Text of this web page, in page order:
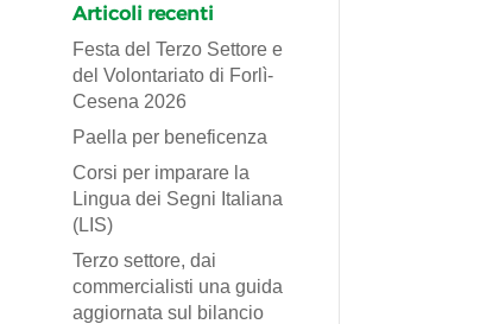
Articoli recenti
Festa del Terzo Settore e
del Volontariato di Forlì-
Cesena 2026
Paella per beneficenza
Corsi per imparare la
Lingua dei Segni Italiana
(LIS)
Terzo settore, dai
commercialisti una guida
aggiornata sul bilancio